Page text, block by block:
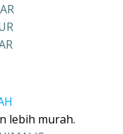
lebih murah.